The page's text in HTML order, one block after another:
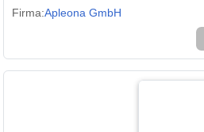
Firma:Apleona GmbH